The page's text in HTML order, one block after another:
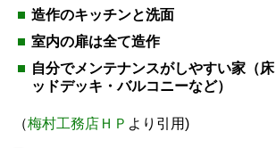
造作のキッチンと洗面
室内の扉は全て造作
自分でメンテナンスがしやすい家（
ッドデッキ・バルコニーなど）
（梅村工務店ＨＰ より引用)